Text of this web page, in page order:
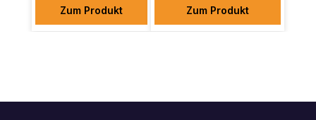
Zum Produkt Zum Produkt